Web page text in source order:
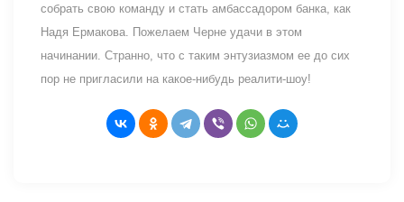
собрать свою команду и стать амбассадором банка, как
Надя Ермакова. Пожелаем Черне удачи в этом
начинании. Странно, что с таким энтузиазмом ее до сих
пор не пригласили на какое-нибудь реалити-шоу!